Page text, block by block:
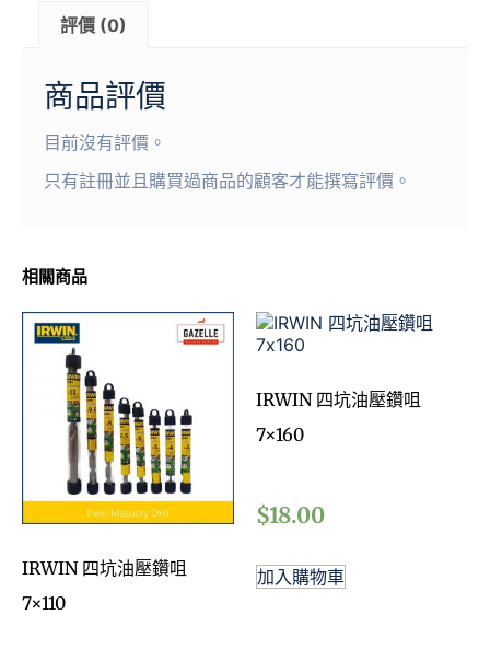
評價 (0)
商品評價
目前沒有評價。
只有註冊並且購買過商品的顧客才能撰寫評價。
相關商品
IRWIN 四坑油壓鑽咀
7×110
IRWIN 四坑油壓鑽咀
7×160
$18.00
加入購物車